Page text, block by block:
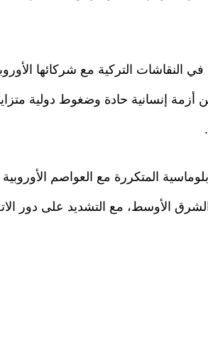
النقاشات التركية مع شركائها
2023، وما تبعها من أزمة إنسانية حادة وضغوط
المتكررة مع العواصم
الأوسط، مع التشديد على دور